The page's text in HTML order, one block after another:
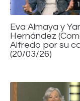
Eva Almaya y
Hernández
Alfredo por su
(20/03/26)